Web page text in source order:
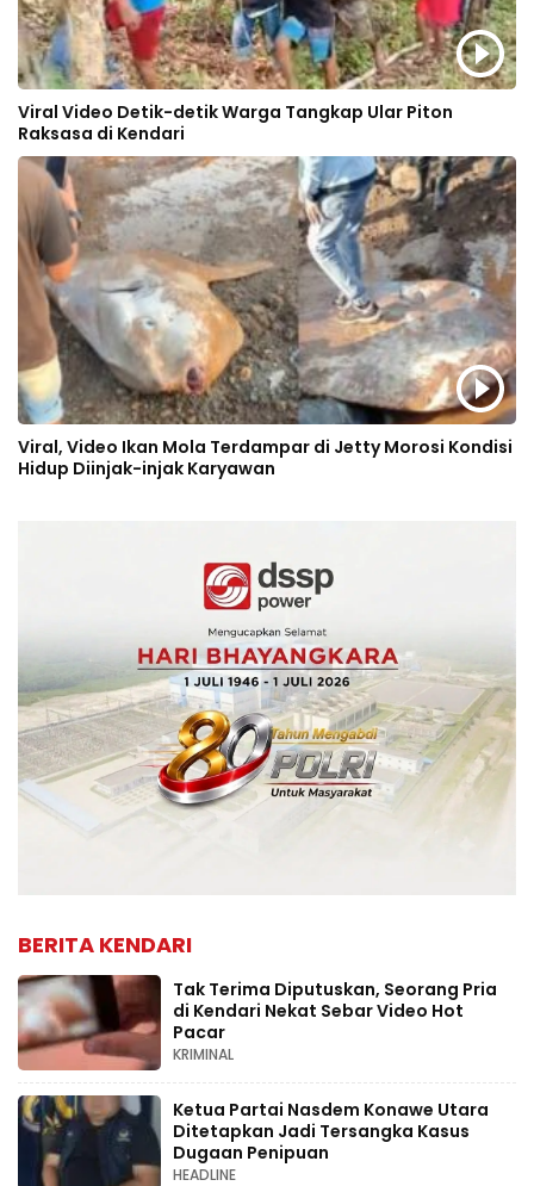
Viral Video Detik-detik Warga Tangkap Ular Piton
Raksasa di Kendari
Viral, Video Ikan Mola Terdampar di Jetty Morosi Kondisi
Hidup Diinjak-injak Karyawan
BERITA KENDARI
Tak Terima Diputuskan, Seorang Pria
di Kendari Nekat Sebar Video Hot
Pacar
KRIMINAL
Ketua Partai Nasdem Konawe Utara
Ditetapkan Jadi Tersangka Kasus
Dugaan Penipuan
HEADLINE